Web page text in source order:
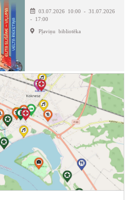
03.07.2026 10:00 - 31.07.2026
- 17:00
Pļaviņu bibliotēka